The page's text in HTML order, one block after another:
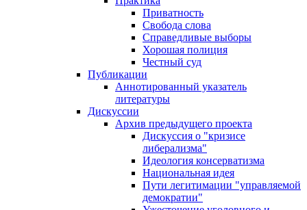
Приватность
Свобода слова
Справедливые выборы
Хорошая полиция
Честный суд
Публикации
Аннотированный указатель
литературы
Дискуссии
Архив предыдущего проекта
Дискуссия о "кризисе
либерализма"
Идеология консерватизма
Национальная идея
Пути легитимации "управляемой
демократии"